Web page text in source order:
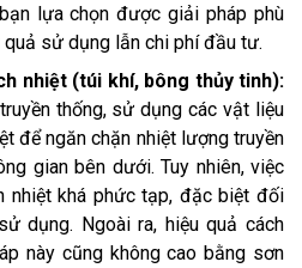
lựa chọn được giải pháp phù
sử dụng lẫn chi phí đầu tư.
nhiệt (túi khí, bông thủy tinh):
thống, sử dụng các vật liệu
để ngăn chặn nhiệt lượng truyền
gian bên dưới. Tuy nhiên, việc
nhiệt khá phức tạp, đặc biệt đối
dụng. Ngoài ra, hiệu quả cách
này cũng không cao bằng sơn